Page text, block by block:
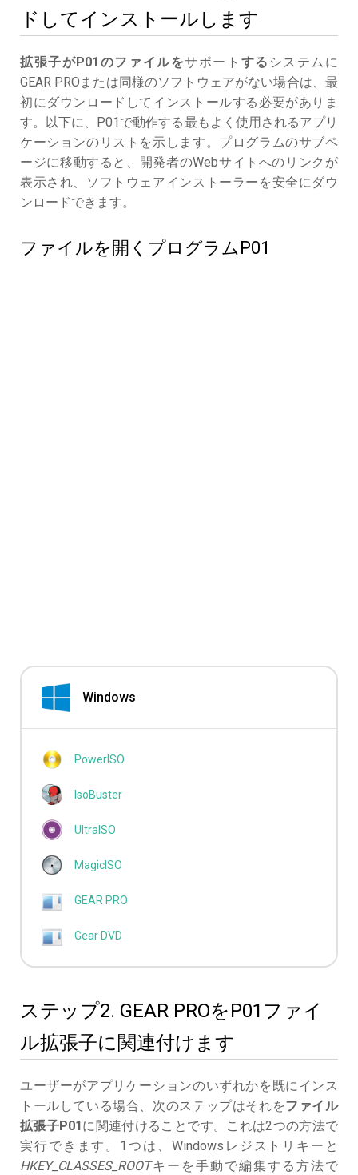
ドしてインストールします
拡張子がP01のファイルをサポート する システムに
GEAR PROまたは同様のソフトウェアがない場合は、最
初にダウンロードしてインストールする必要がありま
す。以下に、P01で動作する最もよく使用されるアプリ
ケーションのリストを示します。プログラムのサブペ
ージに移動すると、開発者のWebサイトへのリンクが
表示され、ソフトウェアインストーラーを安全にダウ
ンロードできます。
ファイルを開くプログラムP01
Windows
PowerISO
IsoBuster
UltraISO
MagicISO
GEAR PRO
Gear DVD
ステップ2. GEAR PROをP01ファイ
ル拡張子に関連付けます
ユーザーがアプリケーションのいずれかを既にインス
トールしている場合、次のステップはそれをファイル
拡張子P01に関連付けることです。これは2つの方法で
実行できます。1つは、Windowsレジストリキーと
HKEY_CLASSES_ROOTキーを手動で編集する方法で